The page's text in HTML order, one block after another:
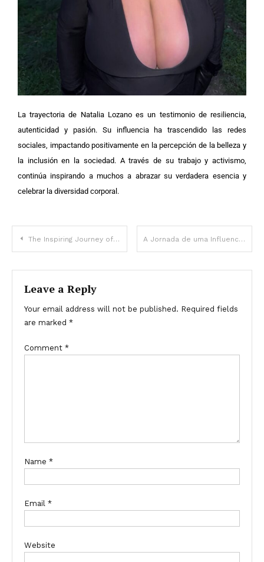
La trayectoria de Natalia Lozano es un testimonio de resiliencia,
autenticidad y pasión. Su influencia ha trascendido las redes
sociales, impactando positivamente en la percepción de la belleza y
la inclusión en la sociedad. A través de su trabajo y activismo,
continúa inspirando a muchos a abrazar su verdadera esencia y
celebrar la diversidad corporal.
The Inspiring Journey of a Plus-Size Model and Body Positivity Advocate A Jornada de uma Influenciadora Digital e Modelo Brasileira Victoria Matosa
Leave a Reply
Your email address will not be published. Required fields
are marked *
Comment *
Name *
Email *
Website